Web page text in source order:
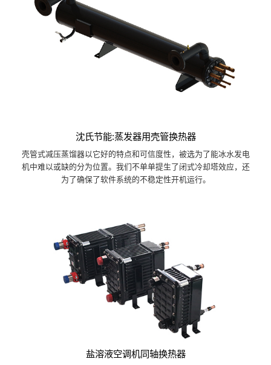
沈氏节能:蒸发器用壳管换热器
壳管式减压蒸馏器以它好的特点和可信度性，被选为了能冰水发电
机中难以或缺的分为位置。我们不单单提生了闭式冷却塔效应，还
为了确保了软件系统的不稳定性开机运行。
盐溶液空调机同轴换热器